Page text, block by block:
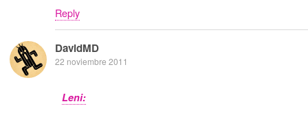
Reply
DavidMD
22 noviembre 2011
Leni: